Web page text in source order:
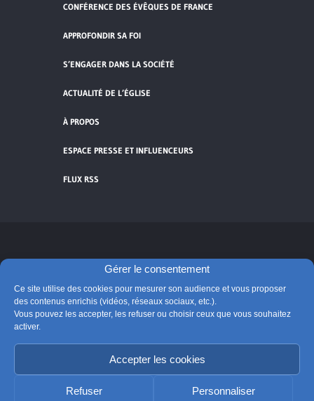
Gérer le consentement
Ce site utilise des cookies pour mesurer son audience et vous proposer
des contenus enrichis (vidéos, réseaux sociaux, etc.).
Vous pouvez les accepter, les refuser ou choisir ceux que vous souhaitez
activer.
Accepter les cookies
Refuser Personnaliser
CONFÉRENCE DES ÉVÊQUES DE FRANCE
APPROFONDIR SA FOI
S’ENGAGER DANS LA SOCIÉTÉ
ACTUALITÉ DE L’ÉGLISE
À PROPOS
ESPACE PRESSE ET INFLUENCEURS
FLUX RSS
vidéos et réseaux sociaux et activer ce
Édité par la Conférence des évêques de France
Suivre @Eglisecatho